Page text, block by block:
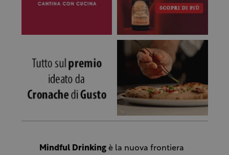
Mindful Drinkingè la nuova frontiera